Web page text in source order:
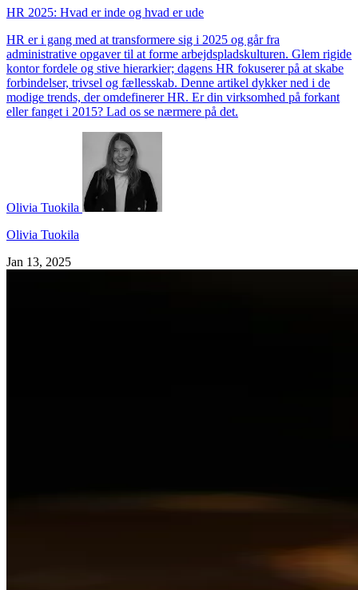
HR 2025: Hvad er inde og hvad er ude
HR er i gang med at transformere sig i 2025 og går fra
administrative opgaver til at forme arbejdspladskulturen. Glem rigide
kontor fordele og stive hierarkier; dagens HR fokuserer på at skabe
forbindelser, trivsel og fællesskab. Denne artikel dykker ned i de
modige trends, der omdefinerer HR. Er din virksomhed på forkant
eller fanget i 2015? Lad os se nærmere på det.
Olivia Tuokila
Olivia Tuokila
Jan 13, 2025